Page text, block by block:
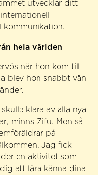
utvecklar ditt
kommunikation.
hela världen
när hon kom till
blev hon snabbt vän
klara av alla nya
minns Zifu. Men så
på
Jag fick
en aktivitet som
att lära känna dina